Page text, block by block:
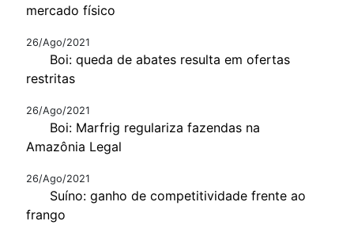
mercado físico
26/Ago/2021
Boi: queda de abates resulta em ofertas
restritas
26/Ago/2021
Boi: Marfrig regulariza fazendas na
Amazônia Legal
26/Ago/2021
Suíno: ganho de competitividade frente ao
frango